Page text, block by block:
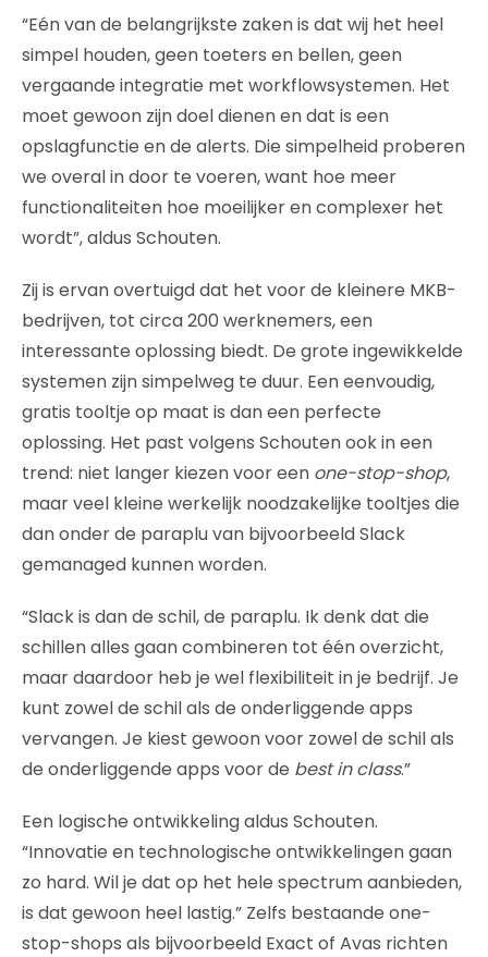
“Eén van de belangrijkste zaken is dat wij het heel
simpel houden, geen toeters en bellen, geen
vergaande integratie met workflowsystemen. Het
moet gewoon zijn doel dienen en dat is een
opslagfunctie en de alerts. Die simpelheid proberen
we overal in door te voeren, want hoe meer
functionaliteiten hoe moeilijker en complexer het
wordt”, aldus Schouten.
Zij is ervan overtuigd dat het voor de kleinere MKB-
bedrijven, tot circa 200 werknemers, een
interessante oplossing biedt. De grote ingewikkelde
systemen zijn simpelweg te duur. Een eenvoudig,
gratis tooltje op maat is dan een perfecte
oplossing. Het past volgens Schouten ook in een
trend: niet langer kiezen voor een one-stop-shop,
maar veel kleine werkelijk noodzakelijke tooltjes die
dan onder de paraplu van bijvoorbeeld Slack
gemanaged kunnen worden.
“Slack is dan de schil, de paraplu. Ik denk dat die
schillen alles gaan combineren tot één overzicht,
maar daardoor heb je wel flexibiliteit in je bedrijf. Je
kunt zowel de schil als de onderliggende apps
vervangen. Je kiest gewoon voor zowel de schil als
de onderliggende apps voor de best in class.”
Een logische ontwikkeling aldus Schouten.
“Innovatie en technologische ontwikkelingen gaan
zo hard. Wil je dat op het hele spectrum aanbieden,
is dat gewoon heel lastig.” Zelfs bestaande one-
stop-shops als bijvoorbeeld Exact of Avas richten